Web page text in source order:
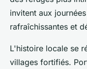
invitent aux
rafraîchissantes et
L'histoire locale se
villages fortifiés.